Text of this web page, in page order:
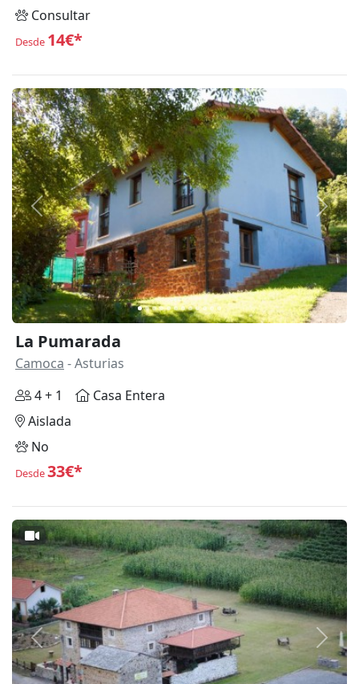
Consultar
Desde 14€*
Anterior
La Pumarada
Camoca - Asturias
4 + 1
Casa Entera
Aislada
No
Desde33€*
Anterior